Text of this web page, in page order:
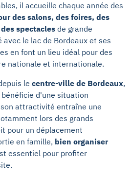
il accueille chaque année des
des salons, des foires, des
spectacles de grande
le lac de Bordeaux et ses
en font un lieu idéal pour des
nationale et internationale.
le centre-ville de Bordeaux,
d'une situation
attractivité entraîne une
lors des grands
pour un déplacement
en famille, bien organiser
essentiel pour profiter